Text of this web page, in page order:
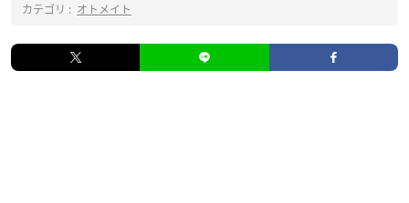
カテゴリ : オトメイト